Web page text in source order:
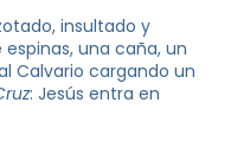
insultado y
una caña, un
Calvario cargando un
: Jesús entra en